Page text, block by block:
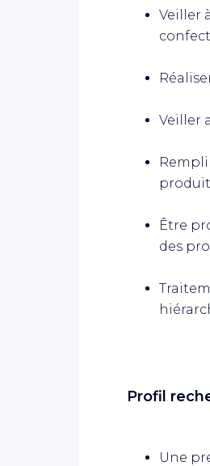
Veiller
Veiller
Être
des
Profil
Une